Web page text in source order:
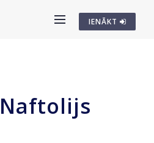
IENĀKT